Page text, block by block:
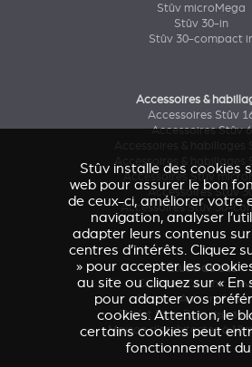
Stûv microMega
Stûv 30-in
Stûv 30-compact
Accessoires &
Accessoires Stûv
Accessoires Stûv 6
Accessoires & habillages
Accessoires Stûv
Accessoires Stûv
Accessoires Stûv 30-
Étude de cas
Caresse d'Avenir (Stûv
Maison Astronef(Stûv
Chalet Pics-Bois(Stûv 30
Maison d’architectes à
Stûv installe des cookies
web pour assurer le bon
de ceux-ci, améliorer votre
navigation, analyser
adapter leurs contenus
centres d’intérêts. Cliquez
» pour accepter les
au site ou cliquez sur « En
pour adapter vos
cookies. Attention, le
certains cookies peut
fonctionnement